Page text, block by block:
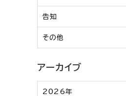
告知
その他
アーカイブ
2026年